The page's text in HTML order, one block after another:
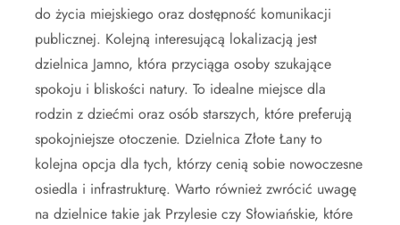
do życia miejskiego oraz dostępność komunikacji
publicznej. Kolejną interesującą lokalizacją jest
dzielnica Jamno, która przyciąga osoby szukające
spokoju i bliskości natury. To idealne miejsce dla
rodzin z dziećmi oraz osób starszych, które preferują
spokojniejsze otoczenie. Dzielnica Złote Łany to
kolejna opcja dla tych, którzy cenią sobie nowoczesne
osiedla i infrastrukturę. Warto również zwrócić uwagę
na dzielnice takie jak Przylesie czy Słowiańskie, które